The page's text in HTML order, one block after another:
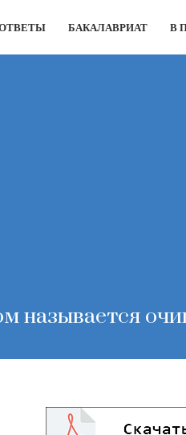
БАКАЛАВРИАТ В
называется